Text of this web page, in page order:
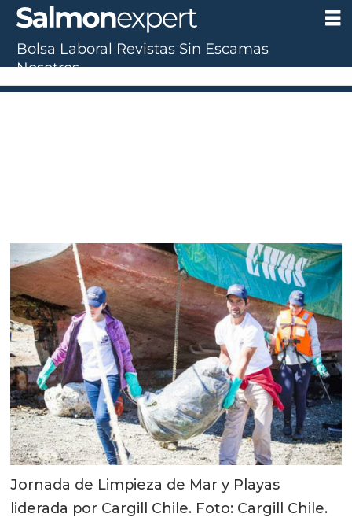
Jornada de Limpieza de Mar y Playas
liderada por Cargill Chile. Foto: Cargill Chile.
Bolsa Laboral Revistas Sin Escamas
Nosotros